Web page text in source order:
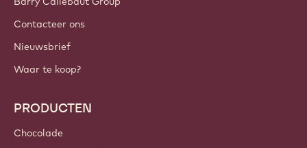
Contacteer ons
Nieuwsbrief
Waar te koop?
PRODUCTEN
Chocolade